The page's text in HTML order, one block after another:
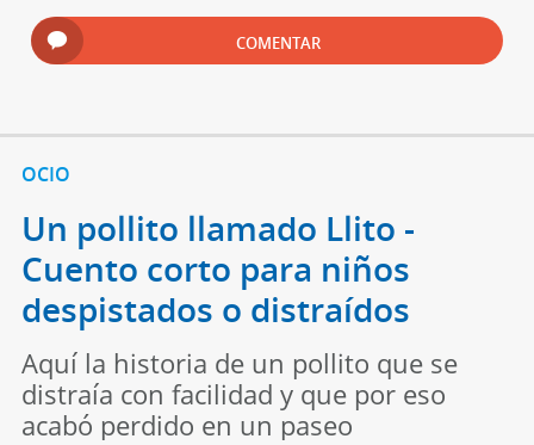
COMENTAR
OCIO
Un pollito llamado Llito -
Cuento corto para niños
despistados o distraídos
Aquí la historia de un pollito que se
distraía con facilidad y que por eso
acabó perdido en un paseo